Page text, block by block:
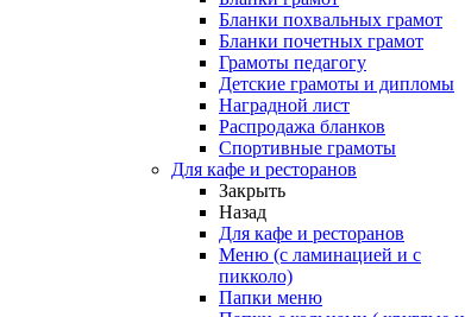
Бланки похвальных грамот
Бланки почетных грамот
Грамоты педагогу
Детские грамоты и дипломы
Наградной лист
Распродажа бланков
Спортивные грамоты
Для кафе и ресторанов
Закрыть
Назад
Для кафе и ресторанов
Меню (с ламинацией и с
пикколо)
Папки меню